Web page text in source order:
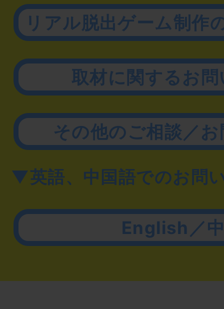
リアル脱出ゲーム制作
取材に関するお
その他のご相談／
▼英語、中国語でのお問
English／